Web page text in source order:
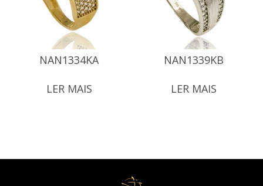
NAN1334KA
LER MAIS
NAN1339KB
LER MAIS